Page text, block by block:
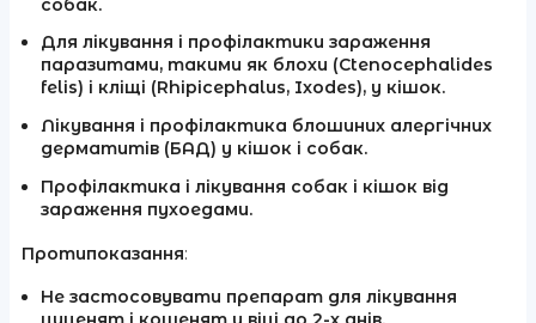
собак.
Для лікування і профілактики зараження
паразитами, такими як блохи (Ctenocephalides
felis) і кліщі (Rhipicephalus, Ixodes), у кішок.
Лікування і профілактика блошиних алергічних
дерматитів (БАД) у кішок і собак.
Профілактика і лікування собак і кішок від
зараження пухоедами.
Протипоказання:
Не застосовувати препарат для лікування